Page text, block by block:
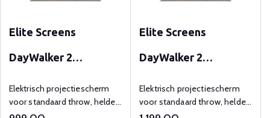
Elite Screens
DayWalker 2
CineGrey 4D 92 inch
Elektrisch projectiescherm
voor standaard throw, helder
beeld in lichte kamers.
Elite Screens
DayWalker 2
CineGrey 4D 100 inch
Elektrisch projectiescherm
voor standaard throw, helder
beeld in lichte kamers.